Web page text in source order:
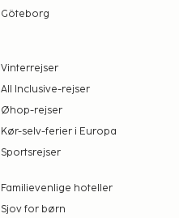
Göteborg
Vinterrejser
All Inclusive-rejser
Øhop-rejser
Kør-selv-ferier i Europa
Sportsrejser
Familievenlige hoteller
Sjov for børn